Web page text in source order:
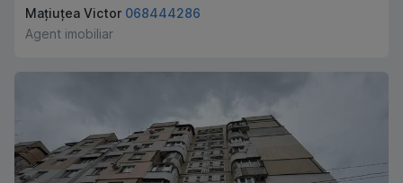
Mațiuțea Victor 068444286
Agent imobiliar